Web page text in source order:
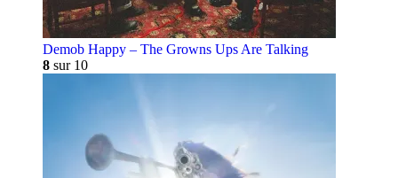
Demob Happy – The Growns Ups Are Talking
8 sur 10